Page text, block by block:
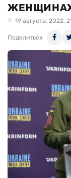
19 августа, 2022,
Поделиться